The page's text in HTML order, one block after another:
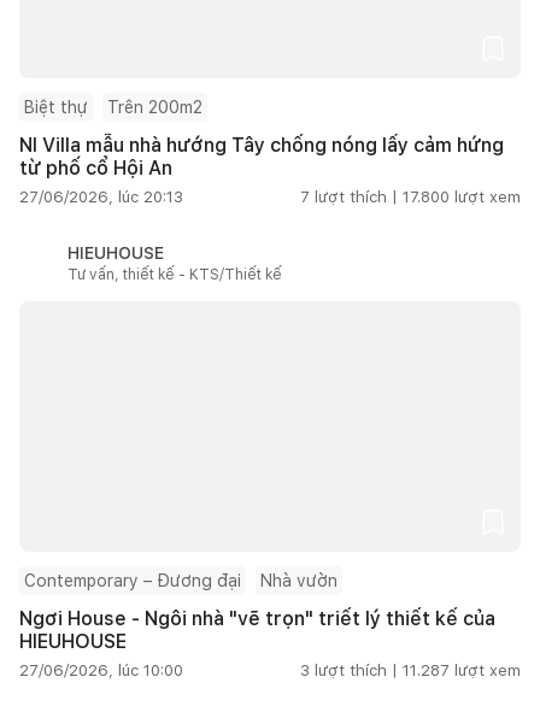
Biệt thự Trên 200m2
NI Villa mẫu nhà hướng Tây chống nóng lấy cảm hứng
từ phố cổ Hội An
27/06/2026, lúc 20:13 7 lượt thích | 17.800 lượt xem
HIEUHOUSE
Tư vấn, thiết kế - KTS/Thiết kế
Contemporary – Đương đại Nhà vườn
Ngơi House - Ngôi nhà "vẽ trọn" triết lý thiết kế của
HIEUHOUSE
27/06/2026, lúc 10:00 3 lượt thích | 11.287 lượt xem